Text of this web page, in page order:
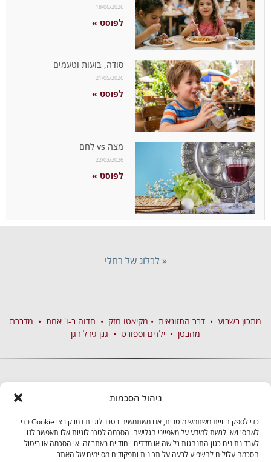
ניהול הסכמות
כדי לספק חוויית משתמש מיטבית, אנו משתמשים בטכנולוגיות כמו קובצי Cookie כדי
לאחסן ו/או לגשת למידע על מאפייני הגלישה. הסכמה לטכנולוגיות אלו תאפשר לנו
לעבד נתונים כגון התנהגות גלישה או מדדים ייחודיים באתר זה. אי הסכמה או ביטול
הסכמה עלולים להשפיע לרעה על תכונות ותפקודים מסוימים של האתר.
18/06/2026
לפוסט »
סודה, בועות וטעמים
21/05/2026
לפוסט »
מצה vs לחם
22/03/2026
לפוסט »
« לבלוג של רחלי
מתכון בשבוע • דבר התזונאית • מקיאטו חזק • חדוה ב-ו' אחת • מדברת
מהבטן • ילדים וספורט • גנן גידל דגן
בקרו אותנו